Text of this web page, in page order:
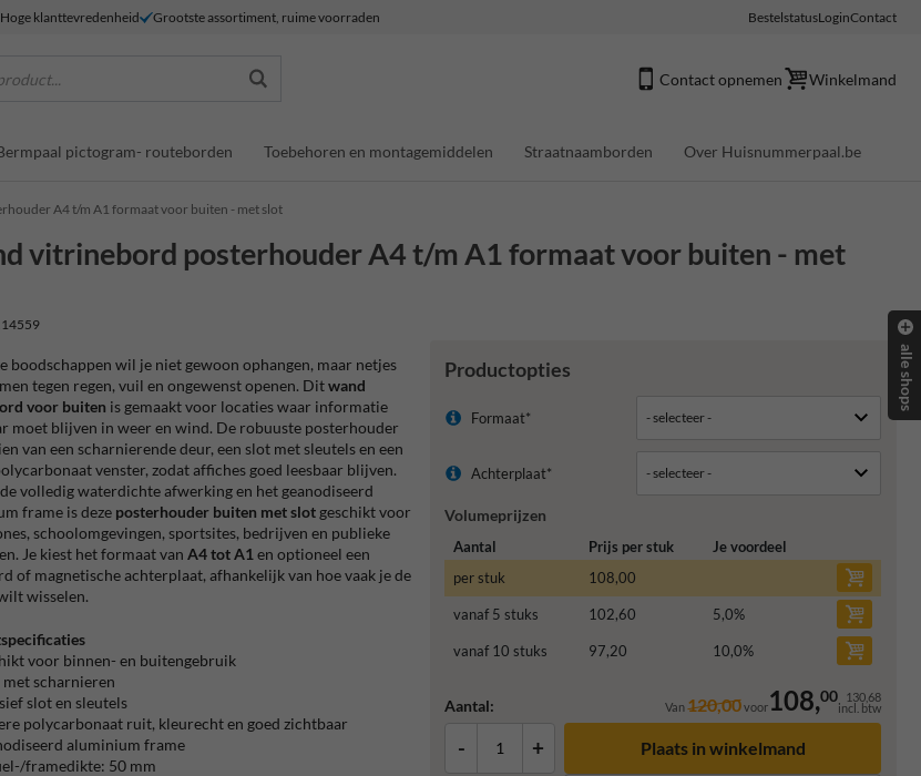
Hoge klanttevredenheid Grootste assortiment, ruime voorraden BestelstatusLoginContact
Contact opnemen Winkelmand
pictogram- routeborden Toebehoren en montagemiddelen Straatnaamborden Over Huisnummerpaal.be
A4 t/m A1 formaat voor buiten - met slot
vitrinebord posterhouder A4 t/m A1 formaat voor buiten - met
Productopties
Formaat*
Achterplaat*
Volumeprijzen
Aantal Prijs per stuk
Je voordeel
per stuk
108,00
vanaf 5 stuks 102,60 5,0%
vanaf 10 stuks 97,20 10,0%
Aantal: Van120,00voor108,00 130,68
incl. btw
- + Plaats in winkelmand
boodschappen wil je niet gewoon ophangen, maar netjes
tegen regen, vuil en ongewenst openen. Ditwand
voor buiten is gemaakt voor locaties waar informatie
moet blijven in weer en wind. De robuuste posterhouder
van een scharnierende deur, een slot met sleutels en een
venster, zodat affiches goed leesbaar blijven.
volledig waterdichte afwerking en het geanodiseerd
frame is deze posterhouder buiten met slot geschikt voor
schoolomgevingen, sportsites, bedrijven en publieke
Je kiest het formaat vanA4 tot A1 en optioneel een
of magnetische achterplaat, afhankelijk van hoe vaak je de
wisselen.
voor binnen- en buitengebruik
scharnieren
slot en sleutels
polycarbonaat ruit, kleurecht en goed zichtbaar
aluminium frame
framedikte: 50 mm
alle shops